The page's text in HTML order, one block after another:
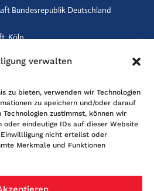
verwalten
zu bieten, verwenden wir Technologien
zu speichern und/oder darauf
Technologien zustimmst, können wir
oder eindeutige IDs auf dieser Website
nicht erteilst oder
Merkmale und Funktionen
Bundesrepublik Deutschland
Köln
2369 00, BIC: BFSWDE33XXX
BRD-Kuba